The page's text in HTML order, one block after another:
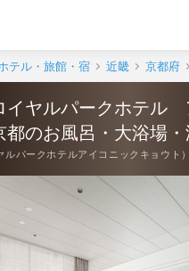
テル・旅館・宿 近畿 京都府
ヤルパークホテル
のお風呂・大浴場・
ルパークホテルアイコニックキョウト ）